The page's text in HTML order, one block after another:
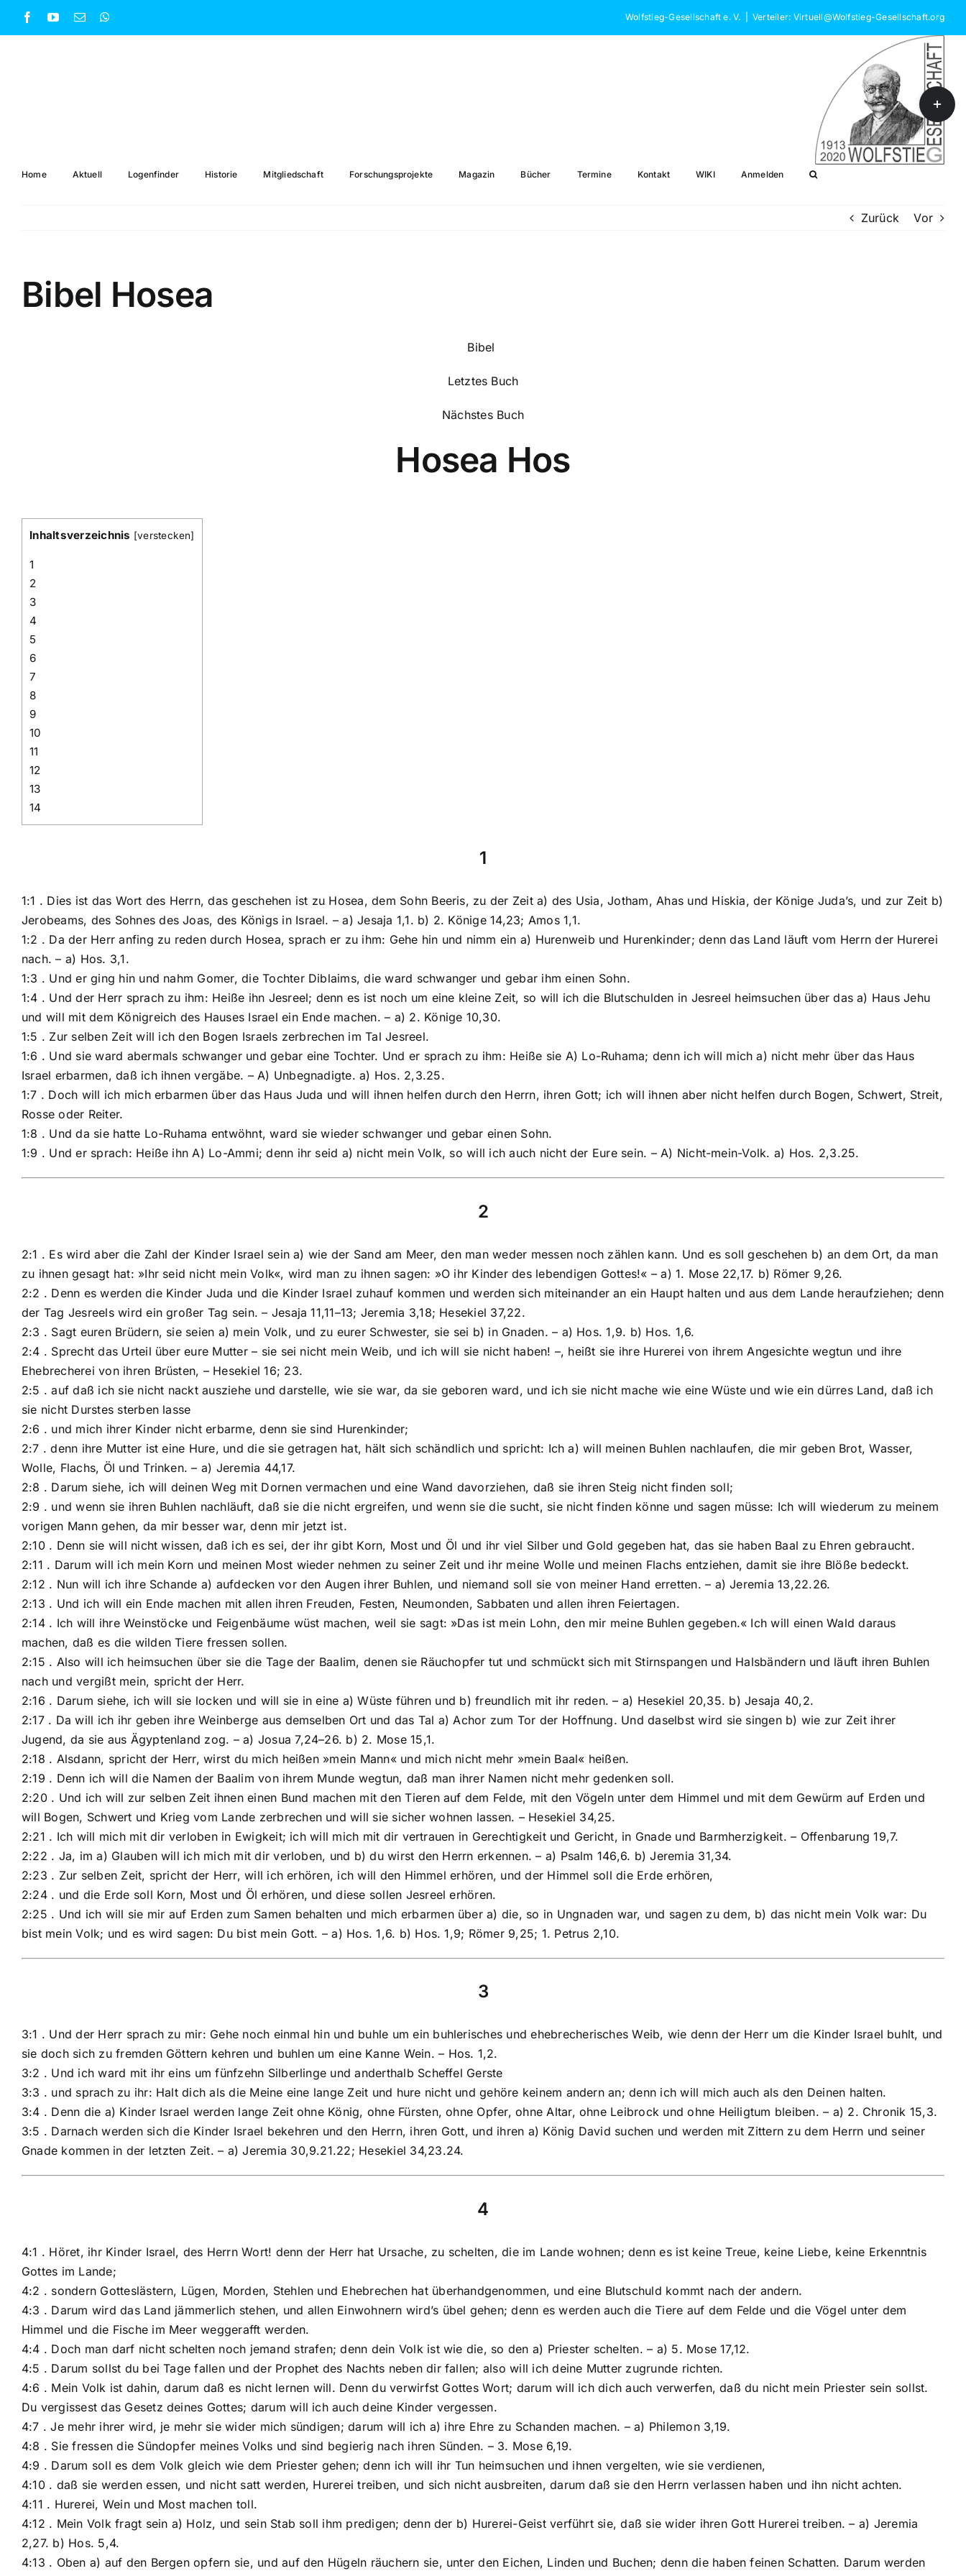
Inhalt
FacebookYouTube
E-
WhatsApp Wolfstieg-Gesellschaft e. V. Verteiler: Virtuell@Wolfstieg-Gesellschaft.org
Home Aktuell Logenfinder Historie Mitgliedschaft Forschungsprojekte Magazin Bücher Termine Kontakt WIKI Anmelden
Zurück Vor
Bibel Hosea
Bibel
Letztes Buch
Nächstes Buch
Hosea Hos
Inhaltsverzeichnis [verstecken]
1
2
3
4
5
6
7
8
9
10
11
12
13
14
1
1:1 . Dies ist das Wort des Herrn, das geschehen ist zu Hosea, dem Sohn Beeris, zu der Zeit a) des Usia, Jotham, Ahas und Hiskia, der Könige Juda’s, und zur Zeit b)
Jerobeams, des Sohnes des Joas, des Königs in Israel. – a) Jesaja 1,1. b) 2. Könige 14,23; Amos 1,1.
1:2 . Da der Herr anfing zu reden durch Hosea, sprach er zu ihm: Gehe hin und nimm ein a) Hurenweib und Hurenkinder; denn das Land läuft vom Herrn der Hurerei
nach. – a) Hos. 3,1.
1:3 . Und er ging hin und nahm Gomer, die Tochter Diblaims, die ward schwanger und gebar ihm einen Sohn.
1:4 . Und der Herr sprach zu ihm: Heiße ihn Jesreel; denn es ist noch um eine kleine Zeit, so will ich die Blutschulden in Jesreel heimsuchen über das a) Haus Jehu
und will mit dem Königreich des Hauses Israel ein Ende machen. – a) 2. Könige 10,30.
1:5 . Zur selben Zeit will ich den Bogen Israels zerbrechen im Tal Jesreel.
1:6 . Und sie ward abermals schwanger und gebar eine Tochter. Und er sprach zu ihm: Heiße sie A) Lo-Ruhama; denn ich will mich a) nicht mehr über das Haus
Israel erbarmen, daß ich ihnen vergäbe. – A) Unbegnadigte. a) Hos. 2,3.25.
1:7 . Doch will ich mich erbarmen über das Haus Juda und will ihnen helfen durch den Herrn, ihren Gott; ich will ihnen aber nicht helfen durch Bogen, Schwert, Streit,
Rosse oder Reiter.
1:8 . Und da sie hatte Lo-Ruhama entwöhnt, ward sie wieder schwanger und gebar einen Sohn.
1:9 . Und er sprach: Heiße ihn A) Lo-Ammi; denn ihr seid a) nicht mein Volk, so will ich auch nicht der Eure sein. – A) Nicht-mein-Volk. a) Hos. 2,3.25.
2
2:1 . Es wird aber die Zahl der Kinder Israel sein a) wie der Sand am Meer, den man weder messen noch zählen kann. Und es soll geschehen b) an dem Ort, da man
zu ihnen gesagt hat: »Ihr seid nicht mein Volk«, wird man zu ihnen sagen: »O ihr Kinder des lebendigen Gottes!« – a) 1. Mose 22,17. b) Römer 9,26.
2:2 . Denn es werden die Kinder Juda und die Kinder Israel zuhauf kommen und werden sich miteinander an ein Haupt halten und aus dem Lande heraufziehen; denn
der Tag Jesreels wird ein großer Tag sein. – Jesaja 11,11–13; Jeremia 3,18; Hesekiel 37,22.
2:3 . Sagt euren Brüdern, sie seien a) mein Volk, und zu eurer Schwester, sie sei b) in Gnaden. – a) Hos. 1,9. b) Hos. 1,6.
2:4 . Sprecht das Urteil über eure Mutter – sie sei nicht mein Weib, und ich will sie nicht haben! –, heißt sie ihre Hurerei von ihrem Angesichte wegtun und ihre
Ehebrecherei von ihren Brüsten, – Hesekiel 16; 23.
2:5 . auf daß ich sie nicht nackt ausziehe und darstelle, wie sie war, da sie geboren ward, und ich sie nicht mache wie eine Wüste und wie ein dürres Land, daß ich
sie nicht Durstes sterben lasse
2:6 . und mich ihrer Kinder nicht erbarme, denn sie sind Hurenkinder;
2:7 . denn ihre Mutter ist eine Hure, und die sie getragen hat, hält sich schändlich und spricht: Ich a) will meinen Buhlen nachlaufen, die mir geben Brot, Wasser,
Wolle, Flachs, Öl und Trinken. – a) Jeremia 44,17.
2:8 . Darum siehe, ich will deinen Weg mit Dornen vermachen und eine Wand davorziehen, daß sie ihren Steig nicht finden soll;
2:9 . und wenn sie ihren Buhlen nachläuft, daß sie die nicht ergreifen, und wenn sie die sucht, sie nicht finden könne und sagen müsse: Ich will wiederum zu meinem
vorigen Mann gehen, da mir besser war, denn mir jetzt ist.
2:10 . Denn sie will nicht wissen, daß ich es sei, der ihr gibt Korn, Most und Öl und ihr viel Silber und Gold gegeben hat, das sie haben Baal zu Ehren gebraucht.
2:11 . Darum will ich mein Korn und meinen Most wieder nehmen zu seiner Zeit und ihr meine Wolle und meinen Flachs entziehen, damit sie ihre Blöße bedeckt.
2:12 . Nun will ich ihre Schande a) aufdecken vor den Augen ihrer Buhlen, und niemand soll sie von meiner Hand erretten. – a) Jeremia 13,22.26.
2:13 . Und ich will ein Ende machen mit allen ihren Freuden, Festen, Neumonden, Sabbaten und allen ihren Feiertagen.
2:14 . Ich will ihre Weinstöcke und Feigenbäume wüst machen, weil sie sagt: »Das ist mein Lohn, den mir meine Buhlen gegeben.« Ich will einen Wald daraus
machen, daß es die wilden Tiere fressen sollen.
2:15 . Also will ich heimsuchen über sie die Tage der Baalim, denen sie Räuchopfer tut und schmückt sich mit Stirnspangen und Halsbändern und läuft ihren Buhlen
nach und vergißt mein, spricht der Herr.
2:16 . Darum siehe, ich will sie locken und will sie in eine a) Wüste führen und b) freundlich mit ihr reden. – a) Hesekiel 20,35. b) Jesaja 40,2.
2:17 . Da will ich ihr geben ihre Weinberge aus demselben Ort und das Tal a) Achor zum Tor der Hoffnung. Und daselbst wird sie singen b) wie zur Zeit ihrer
Jugend, da sie aus Ägyptenland zog. – a) Josua 7,24–26. b) 2. Mose 15,1.
2:18 . Alsdann, spricht der Herr, wirst du mich heißen »mein Mann« und mich nicht mehr »mein Baal« heißen.
2:19 . Denn ich will die Namen der Baalim von ihrem Munde wegtun, daß man ihrer Namen nicht mehr gedenken soll.
2:20 . Und ich will zur selben Zeit ihnen einen Bund machen mit den Tieren auf dem Felde, mit den Vögeln unter dem Himmel und mit dem Gewürm auf Erden und
will Bogen, Schwert und Krieg vom Lande zerbrechen und will sie sicher wohnen lassen. – Hesekiel 34,25.
2:21 . Ich will mich mit dir verloben in Ewigkeit; ich will mich mit dir vertrauen in Gerechtigkeit und Gericht, in Gnade und Barmherzigkeit. – Offenbarung 19,7.
2:22 . Ja, im a) Glauben will ich mich mit dir verloben, und b) du wirst den Herrn erkennen. – a) Psalm 146,6. b) Jeremia 31,34.
2:23 . Zur selben Zeit, spricht der Herr, will ich erhören, ich will den Himmel erhören, und der Himmel soll die Erde erhören,
2:24 . und die Erde soll Korn, Most und Öl erhören, und diese sollen Jesreel erhören.
2:25 . Und ich will sie mir auf Erden zum Samen behalten und mich erbarmen über a) die, so in Ungnaden war, und sagen zu dem, b) das nicht mein Volk war: Du
bist mein Volk; und es wird sagen: Du bist mein Gott. – a) Hos. 1,6. b) Hos. 1,9; Römer 9,25; 1. Petrus 2,10.
3
3:1 . Und der Herr sprach zu mir: Gehe noch einmal hin und buhle um ein buhlerisches und ehebrecherisches Weib, wie denn der Herr um die Kinder Israel buhlt, und
sie doch sich zu fremden Göttern kehren und buhlen um eine Kanne Wein. – Hos. 1,2.
3:2 . Und ich ward mit ihr eins um fünfzehn Silberlinge und anderthalb Scheffel Gerste
3:3 . und sprach zu ihr: Halt dich als die Meine eine lange Zeit und hure nicht und gehöre keinem andern an; denn ich will mich auch als den Deinen halten.
3:4 . Denn die a) Kinder Israel werden lange Zeit ohne König, ohne Fürsten, ohne Opfer, ohne Altar, ohne Leibrock und ohne Heiligtum bleiben. – a) 2. Chronik 15,3.
3:5 . Darnach werden sich die Kinder Israel bekehren und den Herrn, ihren Gott, und ihren a) König David suchen und werden mit Zittern zu dem Herrn und seiner
Gnade kommen in der letzten Zeit. – a) Jeremia 30,9.21.22; Hesekiel 34,23.24.
4
4:1 . Höret, ihr Kinder Israel, des Herrn Wort! denn der Herr hat Ursache, zu schelten, die im Lande wohnen; denn es ist keine Treue, keine Liebe, keine Erkenntnis
Gottes im Lande;
4:2 . sondern Gotteslästern, Lügen, Morden, Stehlen und Ehebrechen hat überhandgenommen, und eine Blutschuld kommt nach der andern.
4:3 . Darum wird das Land jämmerlich stehen, und allen Einwohnern wird’s übel gehen; denn es werden auch die Tiere auf dem Felde und die Vögel unter dem
Himmel und die Fische im Meer weggerafft werden.
4:4 . Doch man darf nicht schelten noch jemand strafen; denn dein Volk ist wie die, so den a) Priester schelten. – a) 5. Mose 17,12.
4:5 . Darum sollst du bei Tage fallen und der Prophet des Nachts neben dir fallen; also will ich deine Mutter zugrunde richten.
4:6 . Mein Volk ist dahin, darum daß es nicht lernen will. Denn du verwirfst Gottes Wort; darum will ich dich auch verwerfen, daß du nicht mein Priester sein sollst.
Du vergissest das Gesetz deines Gottes; darum will ich auch deine Kinder vergessen.
4:7 . Je mehr ihrer wird, je mehr sie wider mich sündigen; darum will ich a) ihre Ehre zu Schanden machen. – a) Philemon 3,19.
4:8 . Sie fressen die Sündopfer meines Volks und sind begierig nach ihren Sünden. – 3. Mose 6,19.
4:9 . Darum soll es dem Volk gleich wie dem Priester gehen; denn ich will ihr Tun heimsuchen und ihnen vergelten, wie sie verdienen,
4:10 . daß sie werden essen, und nicht satt werden, Hurerei treiben, und sich nicht ausbreiten, darum daß sie den Herrn verlassen haben und ihn nicht achten.
4:11 . Hurerei, Wein und Most machen toll.
4:12 . Mein Volk fragt sein a) Holz, und sein Stab soll ihm predigen; denn der b) Hurerei-Geist verführt sie, daß sie wider ihren Gott Hurerei treiben. – a) Jeremia
2,27. b) Hos. 5,4.
4:13 . Oben a) auf den Bergen opfern sie, und auf den Hügeln räuchern sie, unter den Eichen, Linden und Buchen; denn die haben feinen Schatten. Darum werden
Toggle
Sliding
Bar
Area